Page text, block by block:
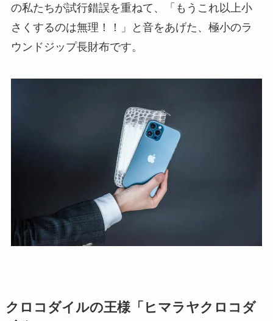
の私たちが試行錯誤を重ねて、「もうこれ以上小
さくするのは無理！！」と音をあげた、極小のラ
ウンドジップ長財布です。
クロコダイルの王様「ヒマラヤクロコダ